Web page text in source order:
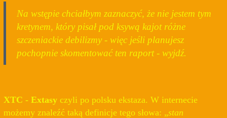
Na wstępie chciałbym zaznaczyć, że nie jestem tym
kretynem, który pisał pod ksywą kajot różne
szczeniackie debilizmy - więc jeśli planujesz
pochopnie skomentować ten raport - wyjdź.
XTC - Extasy czyli po polsku ekstaza. W internecie
możemy znaleźć taką definicje tego słowa:
stan